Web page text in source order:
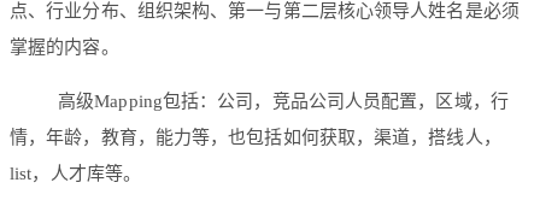
点、行业分布、组织架构、第一与第二层核心领导人姓名是必须
掌握的内容。
高级Mapping包括：公司，竞品公司人员配置，区域，行
情，年龄，教育，能力等，也包括如何获取，渠道，搭线人，
list，人才库等。